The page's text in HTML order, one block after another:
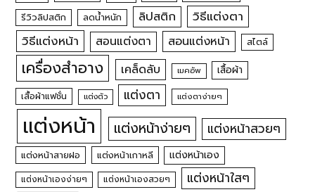
รีวิวลิปสติก ลดน้ำหนัก ลิปสติก
วิธีแต่งตา
วิธีแต่งหน้า
สอนแต่งตา สอนแต่งหน้า สไตล์
เครื่องสำอาง เคล็ดลับ เมคอัพ เสื้อผ้า
เสื้อผ้าแฟชั่น แต่งตัว แต่งตา แต่งตาง่ายๆ
แต่งหน้า แต่งหน้าง่ายๆ แต่งหน้าสวยๆ
แต่งหน้าสายฝอ แต่งหน้าเกาหลี แต่งหน้าเอง
แต่งหน้าเองง่ายๆ แต่งหน้าเองสวยๆ แต่งหน้าใสๆ